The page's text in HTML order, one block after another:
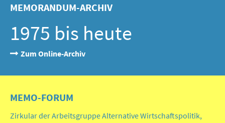
MEMORANDUM-ARCHIV
1975 bis heute
Zum Online-Archiv
MEMO-FORUM
Zirkular der Arbeitsgruppe Alternative Wirtschaftspolitik,